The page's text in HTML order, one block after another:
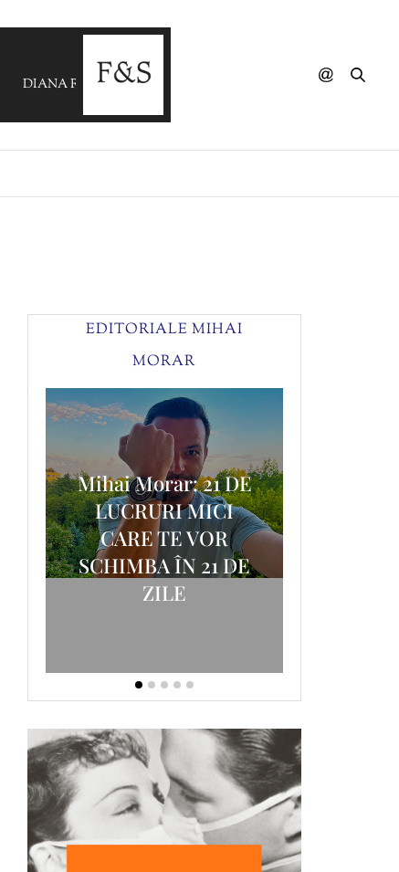
DIANA ROSS VS MASSIVE ATTACK - I'm Coming Out
EDITORIALE MIHAI
MORAR
Mihai Morar: 21 DE
LUCRURI MICI
CARE TE VOR
SCHIMBA ÎN 21 DE
ZILE